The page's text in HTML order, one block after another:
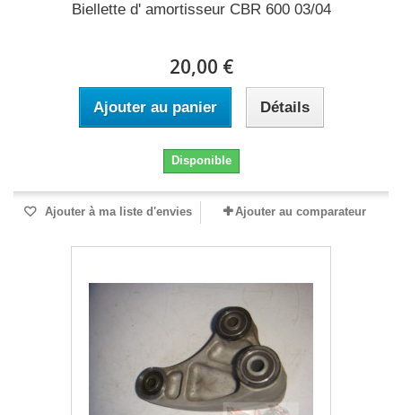
Biellette d' amortisseur CBR 600 03/04
20,00 €
Ajouter au panier Détails
Disponible
Ajouter à ma liste d'envies Ajouter au comparateur